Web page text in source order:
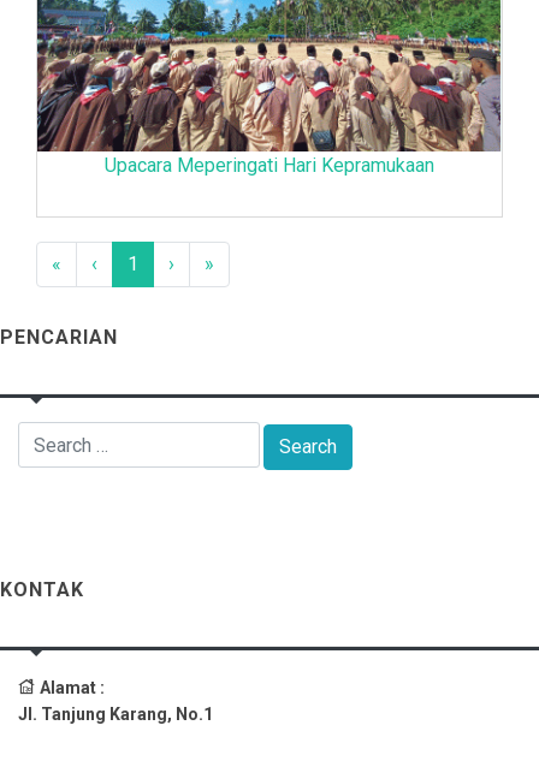
Upacara Meperingati Hari Kepramukaan
« ‹ 1 › »
PENCARIAN
KONTAK
Alamat :
Jl. Tanjung Karang, No.1